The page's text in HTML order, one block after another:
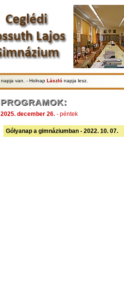
napja van. - Holnap László napja lesz.
PROGRAMOK:
2025. december 26. - péntek
Gólyanap a gimnáziumban - 2022. 10. 07.